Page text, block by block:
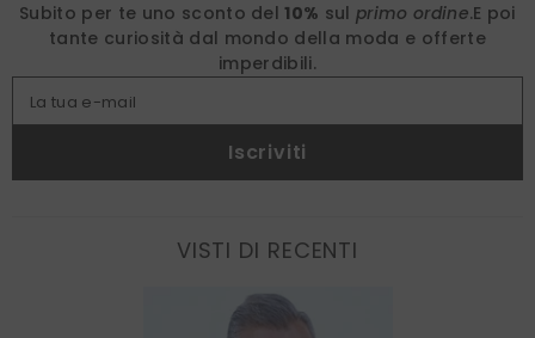
Subito per te uno sconto del 10% sulprimo ordine.E poi
tante curiosità dal mondo della moda e offerte
imperdibili.
La tua e-mail
Iscriviti
VISTI DI RECENTI